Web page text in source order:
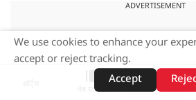
ADVERTISEMENT
वेब स्टोरीज़
We use cookies to enhance your
accept or reject tracking.
Accept